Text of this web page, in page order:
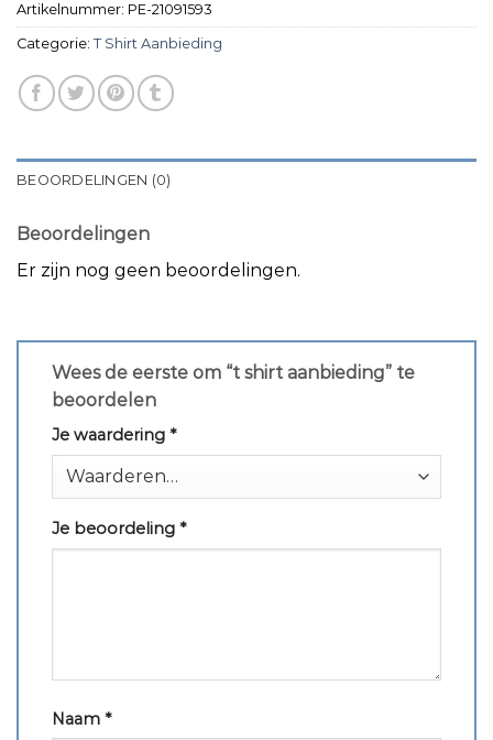
Artikelnummer: PE-21091593
Categorie: T Shirt Aanbieding
BEOORDELINGEN (0)
Beoordelingen
Er zijn nog geen beoordelingen.
Wees de eerste om “t shirt aanbieding” te
beoordelen
Je waardering *
Je beoordeling *
Naam *